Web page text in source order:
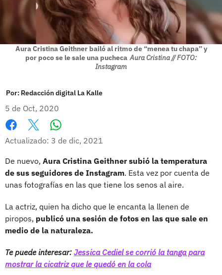
Aura Cristina Geithner bailó al ritmo de “menea tu chapa” y
por poco se le sale una pucheca Aura Cristina // FOTO:
Instagram
Por: Redacción digital La Kalle
5 de Oct, 2020
Facebook
X
Actualizado: 3 de dic, 2021
De nuevo, Aura Cristina Geithner subió la temperatura
de sus seguidores de Instagram. Esta vez por cuenta de
unas fotografías en las que tiene los senos al aire.
La actriz, quien ha dicho que le encanta la llenen de
piropos, publicó una sesión de fotos en las que sale en
medio de la naturaleza.
Te puede interesar: Jessica Cediel se corrió la tanga para
mostrar la cicatriz que le quedó en la cola